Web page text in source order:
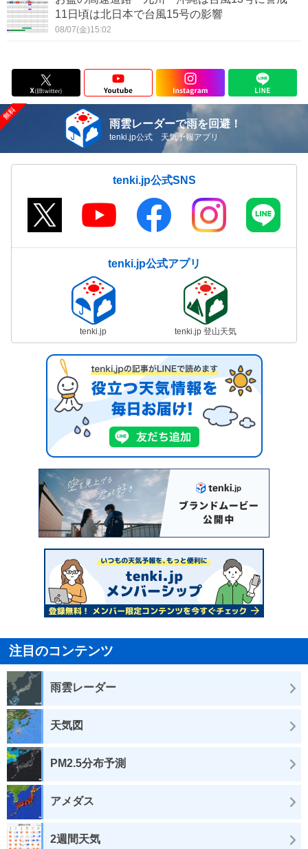
11日頃は北日本で台風15号の影響
08/07(金)15:02
雨雲レーダーで雨を回避！
tenki.jp公式 天気予報アプリ
tenki.jp公式SNS
tenki.jp公式アプリ
tenki.jp tenki.jp 登山天気
注目のコンテンツ
雨雲レーダー
天気図
PM2.5分布予測
アメダス
2週間天気